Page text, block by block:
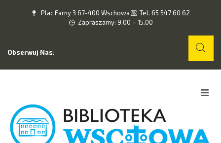
Plac Farny 3 67-400 Wschowa
Tel. 65 547 60 62
Zapraszamy: 9.00 – 15.00
Obserwuj Nas:
O nas